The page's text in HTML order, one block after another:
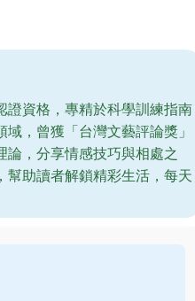
證資格，專精於科學訓練指南
，曾獲「台灣文藝評論獎」
，分享情感技巧與相處之
幫助讀者解鎖精彩生活，每天